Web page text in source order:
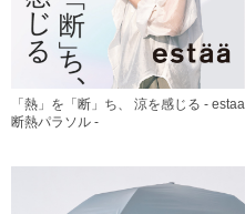
「熱」を「断」ち、 涼を感じる - estaa
断熱パラソル -